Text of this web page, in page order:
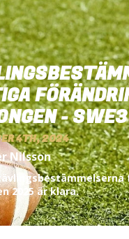
- SWE3
4TH, 2024
Nilsson
2025 är klara.